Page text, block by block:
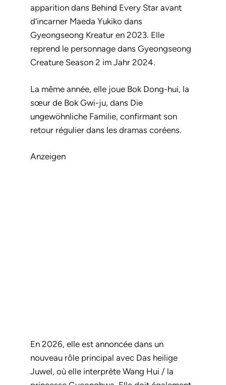
apparition dans Behind Every Star avant
d’incarner Maeda Yukiko dans
Gyeongseong Kreatur en 2023. Elle
reprend le personnage dans Gyeongseong
Creature Season 2 im Jahr 2024.
La même année, elle joue Bok Dong-hui, la
sœur de Bok Gwi-ju, dans Die
ungewöhnliche Familie, confirmant son
retour régulier dans les dramas coréens.
Anzeigen
En 2026, elle est annoncée dans un
nouveau rôle principal avec Das heilige
Juwel, où elle interprète Wang Hui / la